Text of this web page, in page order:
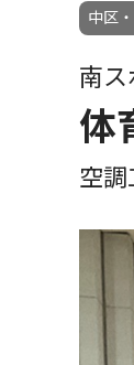
中区
南ス
体
空調